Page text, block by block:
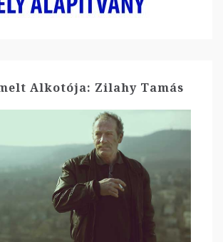
Alkotója: Zilahy Tamás